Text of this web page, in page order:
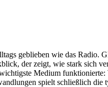
geblieben wie das Radio.
der zeigt, wie stark sich
Medium
spielt schließlich die